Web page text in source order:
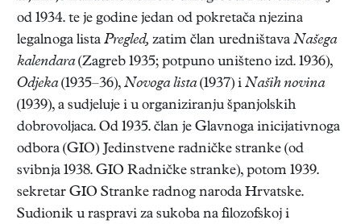
od 1934. te je godine jedan od pokretača njezina
legalnoga lista Pregled, zatim član uredništava Našega
kalendara(Zagreb 1935; potpuno uništeno izd. 1936),
Odjeka(1935–36), Novoga lista(1937) i Naših novina
(1939), a sudjeluje i u organiziranju španjolskih
dobrovoljaca. Od 1935. član je Glavnoga inicijativnoga
odbora (GIO) Jedinstvene radničke stranke (od
svibnja 1938. GIO Radničke stranke), potom 1939.
sekretar GIO Stranke radnog naroda Hrvatske.
Sudionik u raspravi za sukoba na filozofskoj i